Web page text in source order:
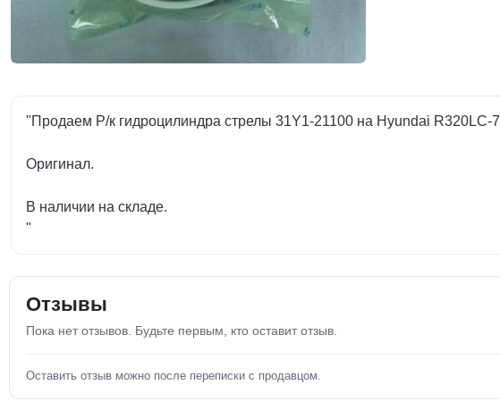
"Продаем Р/к гидроцилиндра стрелы 31Y1-21100 на Hyundai R320LC-7
Оригинал.
В наличии на складе.
"
Отзывы
Пока нет отзывов. Будьте первым, кто оставит отзыв.
Оставить отзыв можно после переписки с продавцом.